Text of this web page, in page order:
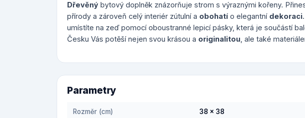
Dřevěný bytový doplněk znázorňuje strom s výraznými kořeny.
přírody a zároveň celý interiér zútulní a obohatí o elegantní dekoraci
umístíte na zeď pomocí oboustranné lepicí pásky, která je součástí
Česku Vás potěší nejen svou krásou a originalitou , ale také
Parametry
Rozměr (cm) 38 x 38